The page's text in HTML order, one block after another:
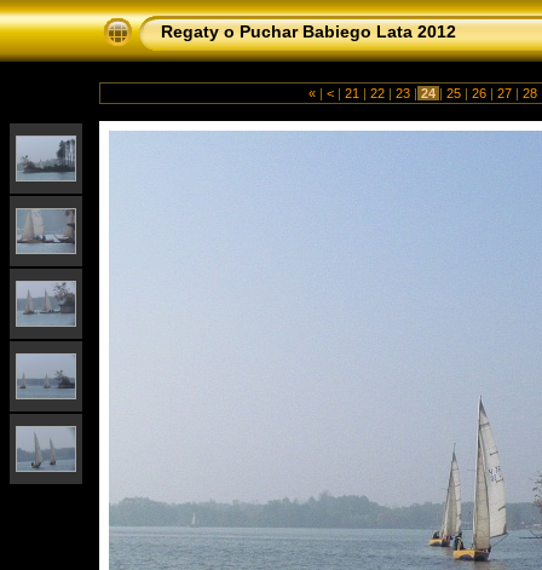
Regaty o Puchar Babiego Lata 2012
« | < | 21 | 22 | 23 | 24 | 25 | 26 | 27 | 28